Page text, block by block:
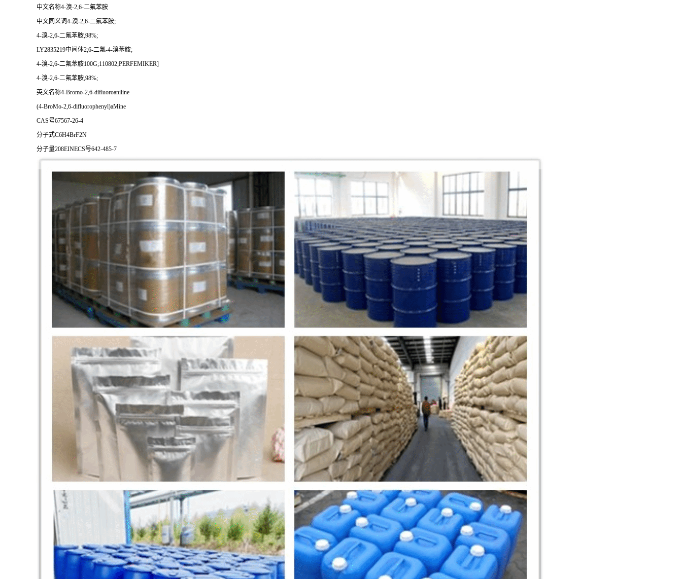
中文名称4-溴-2,6-二氟苯胺
中文同义词4-溴-2,6-二氟苯胺;
4-溴-2,6-二氟苯胺,98%;
LY2835219中间体2;6-二氟-4-溴苯胺;
4-溴-2,6-二氟苯胺100G;110802;PERFEMIKER]
4-溴-2,6-二氟苯胺,98%;
英文名称4-Bromo-2,6-difluoroaniline
(4-BroMo-2,6-difluorophenyl)aMine
CAS号67567-26-4
分子式C6H4BrF2N
分子量208EINECS号642-485-7